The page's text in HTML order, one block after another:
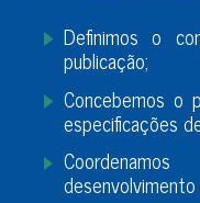
Definimos o
publicação;
Concebemos o
especificações